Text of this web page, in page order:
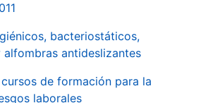
bacteriostáticos,
antideslizantes
de formación para la
laborales